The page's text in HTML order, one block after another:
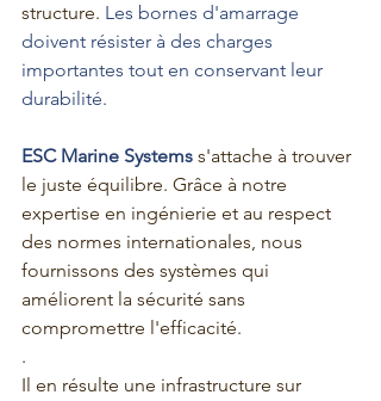
structure. Les bornes d'amarrage
doivent résister à des charges
importantes tout en conservant leur
durabilité.
ESC Marine Systems s'attache à trouver
le juste équilibre. Grâce à notre
expertise en ingénierie et au respect
des normes internationales, nous
fournissons des systèmes qui
améliorent la sécurité sans
compromettre l'efficacité.
.
Il en résulte une infrastructure sur